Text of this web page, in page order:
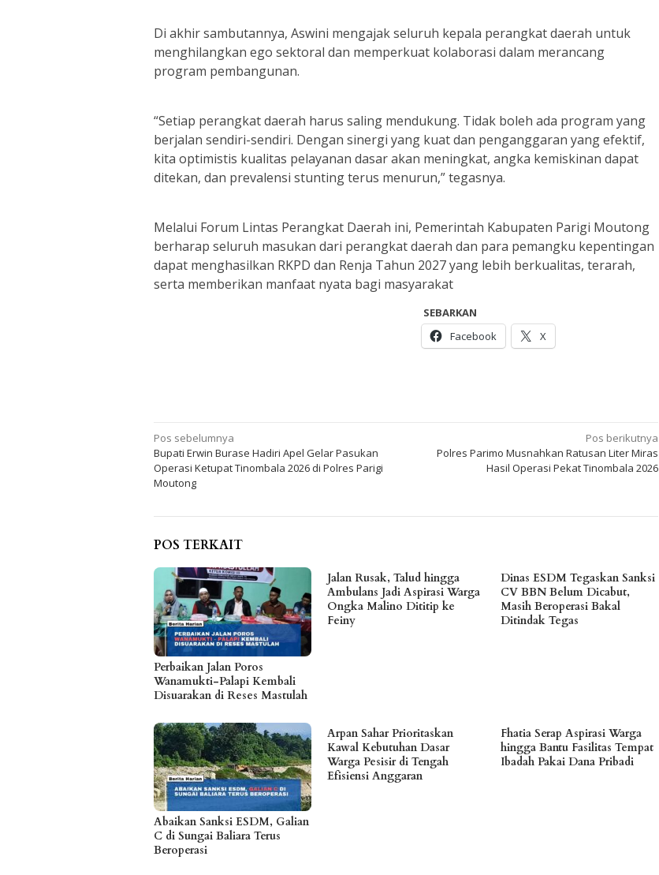
Di akhir sambutannya, Aswini mengajak seluruh kepala perangkat daerah untuk
menghilangkan ego sektoral dan memperkuat kolaborasi dalam merancang
program pembangunan.
“Setiap perangkat daerah harus saling mendukung. Tidak boleh ada program yang
berjalan sendiri-sendiri. Dengan sinergi yang kuat dan penganggaran yang efektif,
kita optimistis kualitas pelayanan dasar akan meningkat, angka kemiskinan dapat
ditekan, dan prevalensi stunting terus menurun,” tegasnya.
Melalui Forum Lintas Perangkat Daerah ini, Pemerintah Kabupaten Parigi Moutong
berharap seluruh masukan dari perangkat daerah dan para pemangku kepentingan
dapat menghasilkan RKPD dan Renja Tahun 2027 yang lebih berkualitas, terarah,
serta memberikan manfaat nyata bagi masyarakat
SEBARKAN
Facebook
X
Navigasi
pos
Pos sebelumnya
Bupati Erwin Burase Hadiri Apel Gelar Pasukan
Operasi Ketupat Tinombala 2026 di Polres Parigi
Moutong
Pos berikutnya
Polres Parimo Musnahkan Ratusan Liter Miras
Hasil Operasi Pekat Tinombala 2026
POS TERKAIT
Perbaikan Jalan Poros
Wanamukti-Palapi Kembali
Disuarakan di Reses Mastulah
Jalan Rusak, Talud hingga
Ambulans Jadi Aspirasi Warga
Ongka Malino Dititip ke
Feiny
Dinas ESDM Tegaskan Sanksi
CV BBN Belum Dicabut,
Masih Beroperasi Bakal
Ditindak Tegas
Abaikan Sanksi ESDM, Galian
C di Sungai Baliara Terus
Beroperasi
Arpan Sahar Prioritaskan
Kawal Kebutuhan Dasar
Warga Pesisir di Tengah
Efisiensi Anggaran
Fhatia Serap Aspirasi Warga
hingga Bantu Fasilitas Tempat
Ibadah Pakai Dana Pribadi